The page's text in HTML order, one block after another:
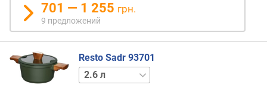
к
д
о
р
о
701 — 1 255 грн.
9 предложений
Resto Sadr 93701
4.6 л